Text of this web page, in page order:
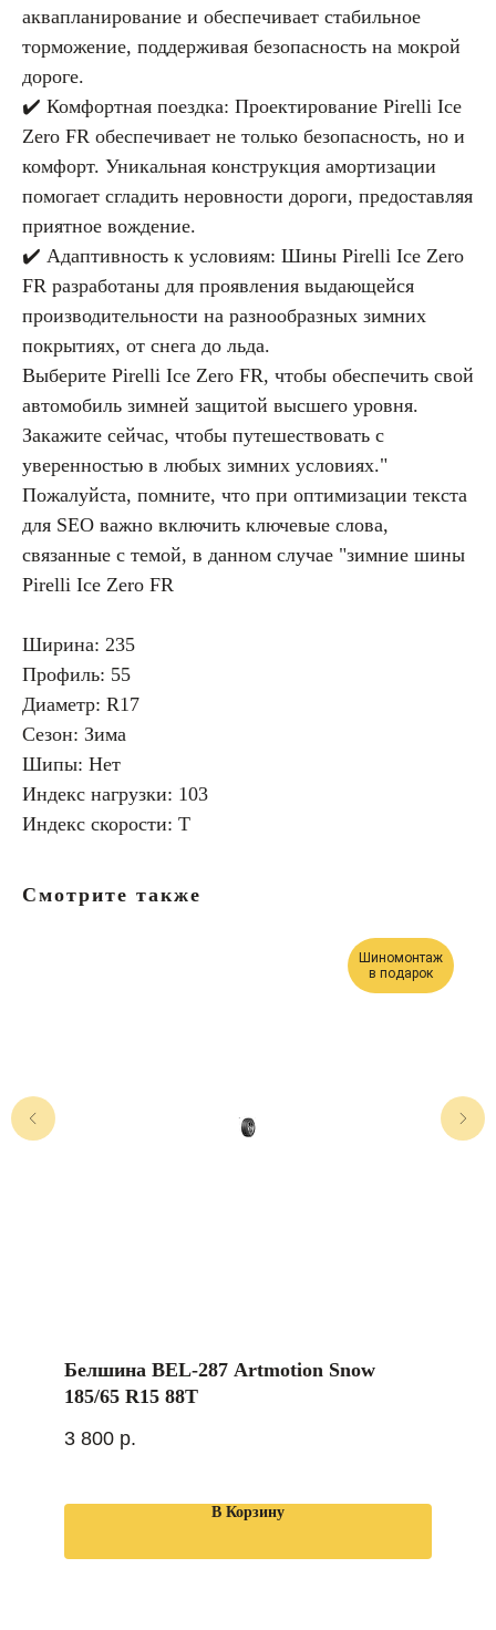
аквапланирование и обеспечивает стабильное
торможение, поддерживая безопасность на мокрой
дороге.
✔️ Комфортная поездка: Проектирование Pirelli Ice
Zero FR обеспечивает не только безопасность, но и
комфорт. Уникальная конструкция амортизации
помогает сгладить неровности дороги, предоставляя
приятное вождение.
✔️ Адаптивность к условиям: Шины Pirelli Ice Zero
FR разработаны для проявления выдающейся
производительности на разнообразных зимних
покрытиях, от снега до льда.
Выберите Pirelli Ice Zero FR, чтобы обеспечить свой
автомобиль зимней защитой высшего уровня.
Закажите сейчас, чтобы путешествовать с
уверенностью в любых зимних условиях."
Пожалуйста, помните, что при оптимизации текста
для SEO важно включить ключевые слова,
связанные с темой, в данном случае "зимние шины
Pirelli Ice Zero FR
Ширина: 235
Профиль: 55
Диаметр: R17
Сезон: Зима
Шипы: Нет
Индекс нагрузки: 103
Индекс скорости: T
Смотрите также
Шиномонтаж
в подарок
Белшина BEL-287 Artmotion Snow
185/65 R15 88T
3 800 р.
В Корзину